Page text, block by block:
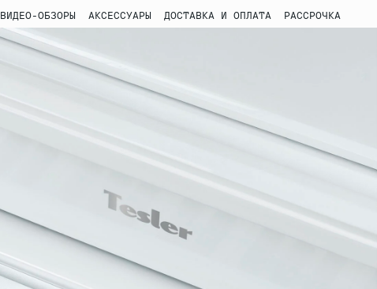
ВИДЕО-ОБЗОРЫ АКСЕССУАРЫ ДОСТАВКА И ОПЛАТА РАССРОЧКА